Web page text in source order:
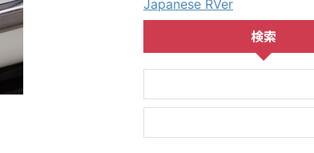
Japanese RVer
検索